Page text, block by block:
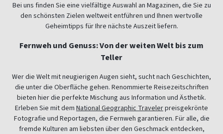
Bei uns finden Sie eine vielfältige Auswahl an Magazinen, die Sie zu
den schönsten Zielen weltweit entführen und Ihnen wertvolle
Geheimtipps für Ihre nächste Auszeit liefern.
Fernweh und Genuss: Von der weiten Welt bis zum
Teller
Wer die Welt mit neugierigen Augen sieht, sucht nach Geschichten,
die unter die Oberfläche gehen. Renommierte Reisezeitschriften
bieten hier die perfekte Mischung aus Information und Ästhetik.
Erleben Sie mit dem National Geographic Travelerpreisgekrönte
Fotografie und Reportagen, die Fernweh garantieren. Für alle, die
fremde Kulturen am liebsten über den Geschmack entdecken,